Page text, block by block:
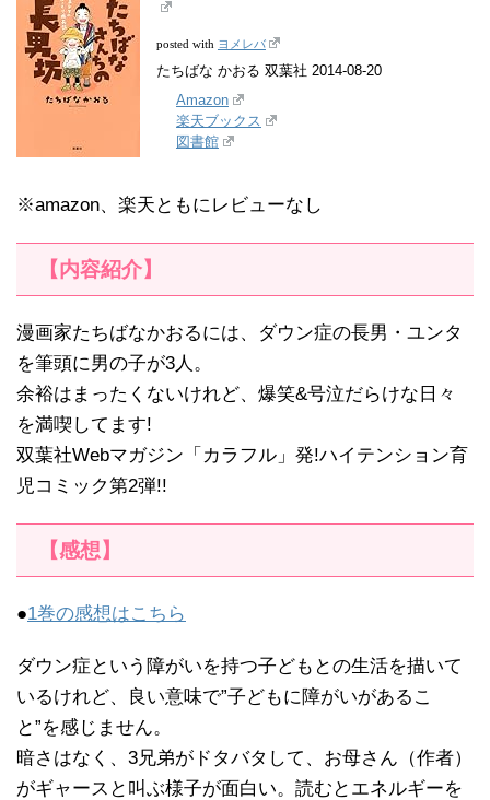
posted with ヨメレバ
たちばな かおる 双葉社 2014-08-20
Amazon
楽天ブックス
図書館
※amazon、楽天ともにレビューなし
【内容紹介】
漫画家たちばなかおるには、ダウン症の長男・ユンタ
を筆頭に男の子が3人。
余裕はまったくないけれど、爆笑&号泣だらけな日々
を満喫してます!
双葉社Webマガジン「カラフル」発!ハイテンション育
児コミック第2弾!!
【感想】
●1巻の感想はこちら
ダウン症という障がいを持つ子どもとの生活を描いて
いるけれど、良い意味で”子どもに障がいがあるこ
と”を感じません。
暗さはなく、3兄弟がドタバタして、お母さん（作者）
がギャースと叫ぶ様子が面白い。読むとエネルギーを